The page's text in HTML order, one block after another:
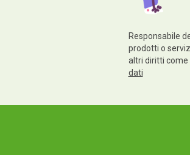
Responsabile
prodotti o
altri diritti
dati